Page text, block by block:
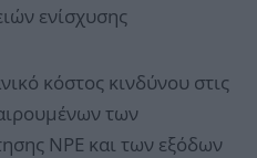
ενίσχυσης
κόστος κινδύνου στις
των
NPE και των εξόδων